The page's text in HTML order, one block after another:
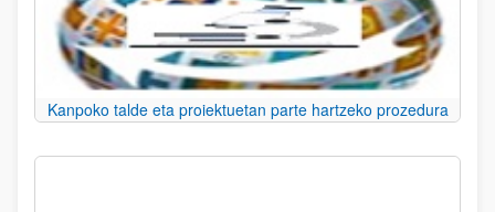
Kanpoko talde eta proiektuetan parte hartzeko prozedura